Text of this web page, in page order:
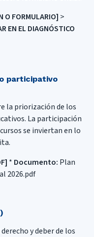
O FORMULARIO] >
EN EL DIAGNÓSTICO
participativo
la priorización de los
La participación
se inviertan en lo
* Documento: Plan
2026.pdf
y deber de los